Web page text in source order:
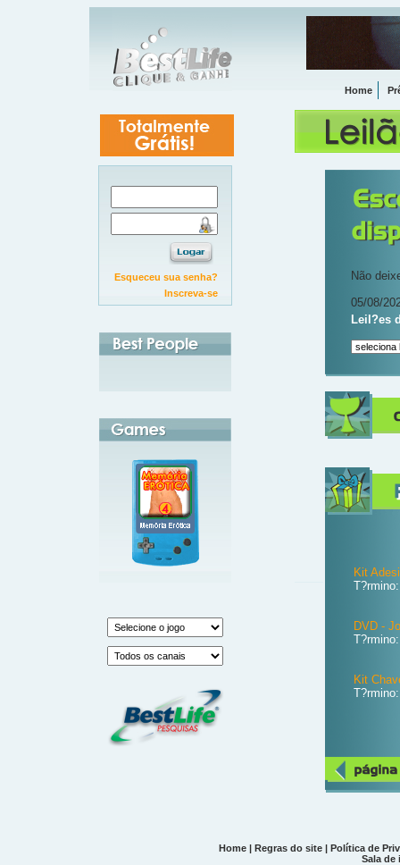
Home
Esqueceu sua senha?
Inscreva-se
Não
05/08/
Leil?es
Kit
DVD -
Kit
Home | Regras do site | Política de
Sala de